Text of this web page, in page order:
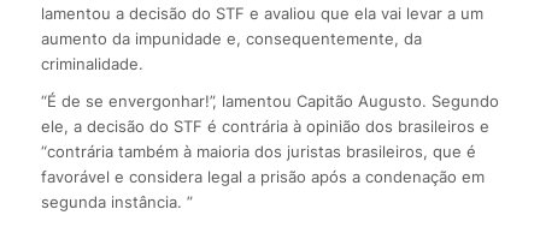
lamentou a decisão do STF e avaliou que ela vai levar a um
aumento da impunidade e, consequentemente, da
criminalidade.
“É de se envergonhar!”, lamentou Capitão Augusto. Segundo
ele, a decisão do STF é contrária à opinião dos brasileiros e
“contrária também à maioria dos juristas brasileiros, que é
favorável e considera legal a prisão após a condenação em
segunda instância. ”